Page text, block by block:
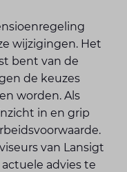
wijzigingen. Het
bent van de
de keuzes
worden. Als
in en grip
van Lansigt
advies te